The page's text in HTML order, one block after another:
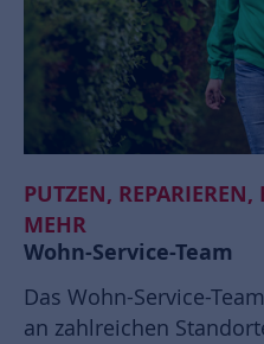
PUTZEN,
MEHR
Wohn-Service-Team
Das Wohn-Service-
an zahlreichen